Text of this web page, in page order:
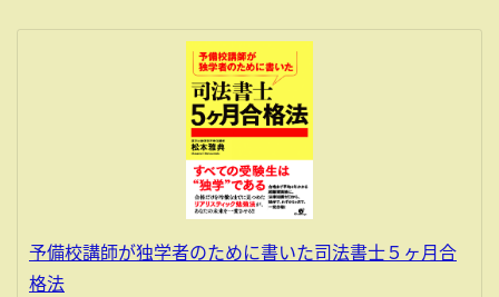
予備校講師が独学者のために書いた司法書士５ヶ月合
格法